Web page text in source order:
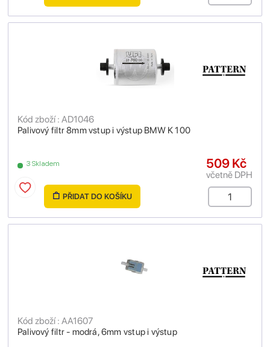
Palivový filtr 8mm vstup i výstup BMW K 100
Kód zboží : AD1046
3 Skladem 509 Kč
včetně DPH
PŘIDAT DO KOŠÍKU
Palivový filtr - modrá, 6mm vstup i výstup
Kód zboží : AA1607